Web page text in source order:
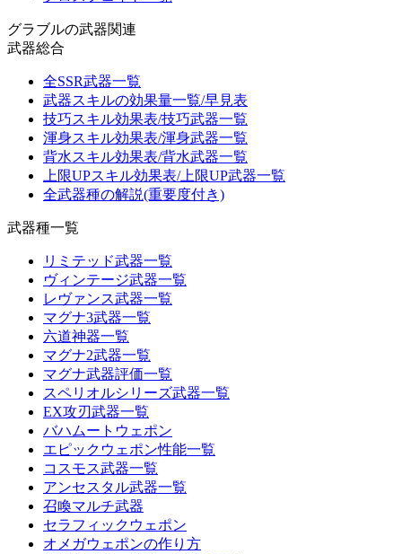
グラブルの武器関連
武器総合
全SSR武器一覧
武器スキルの効果量一覧/早見表
技巧スキル効果表/技巧武器一覧
渾身スキル効果表/渾身武器一覧
背水スキル効果表/背水武器一覧
上限UPスキル効果表/上限UP武器一覧
全武器種の解説(重要度付き)
武器種一覧
リミテッド武器一覧
ヴィンテージ武器一覧
レヴァンス武器一覧
マグナ3武器一覧
六道神器一覧
マグナ2武器一覧
マグナ武器評価一覧
スペリオルシリーズ武器一覧
EX攻刃武器一覧
バハムートウェポン
エピックウェポン性能一覧
コスモス武器一覧
アンセスタル武器一覧
召喚マルチ武器
セラフィックウェポン
オメガウェポンの作り方